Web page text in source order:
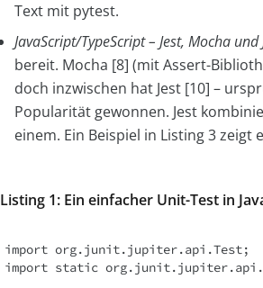
Text mit pytest.
JavaScript/TypeScript – Jest, Mocha und
bereit. Mocha [8] (mit Assert-
doch inzwischen hat Jest [10] –
Popularität gewonnen. Jest
einem. Ein Beispiel in Listing 3 zeigt
Listing 1: Ein einfacher Unit-Test in
import org.junit.jupiter.api.Test;
import static